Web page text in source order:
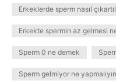
Erkeklerde sperm nasıl
Erkekte spermin az gelmesi
Sperm 0 ne demek
Sperm gelmiyor ne